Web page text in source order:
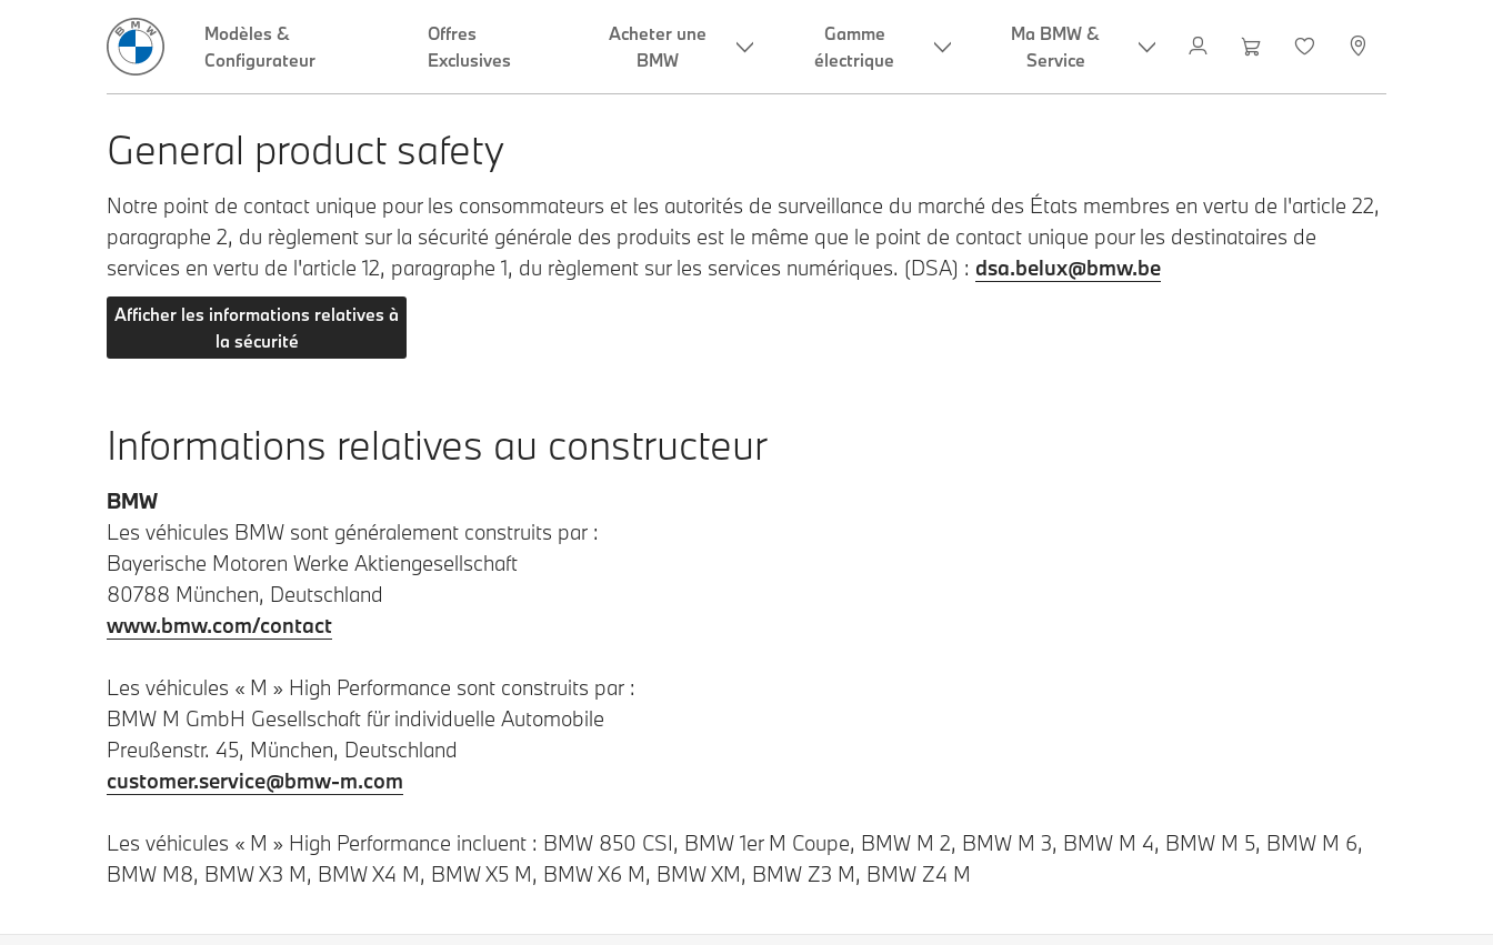
Modèles &
Configurateur
Offres
Exclusives
Acheter une
BMW
Gamme
électrique
Ma BMW &
Service
General product safety
Notre point de contact unique pour les consommateurs et les autorités de surveillance du marché des États membres en vertu de l'article 22,
paragraphe 2, du règlement sur la sécurité générale des produits est le même que le point de contact unique pour les destinataires de
services en vertu de l'article 12, paragraphe 1, du règlement sur les services numériques. (DSA) : dsa.belux@bmw.be
Afficher les informations relatives à
la sécurité
Informations relatives au constructeur
BMW
Les véhicules BMW sont généralement construits par :
Bayerische Motoren Werke Aktiengesellschaft
80788 München, Deutschland
www.bmw.com/contact
Les véhicules « M » High Performance sont construits par :
BMW M GmbH Gesellschaft für individuelle Automobile
Preußenstr. 45, München, Deutschland
customer.service@bmw-m.com
Les véhicules « M » High Performance incluent : BMW 850 CSI, BMW 1er M Coupe, BMW M 2, BMW M 3, BMW M 4, BMW M 5, BMW M 6,
BMW M8, BMW X3 M, BMW X4 M, BMW X5 M, BMW X6 M, BMW XM, BMW Z3 M, BMW Z4 M